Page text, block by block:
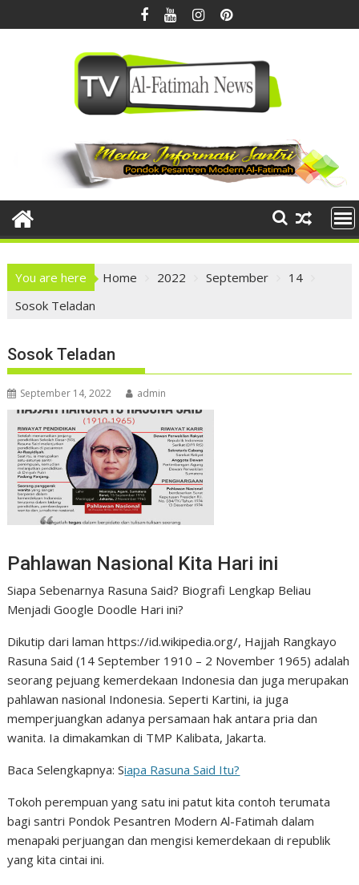
to
You are here Home 2022 September
14
Sosok Teladan
Sosok Teladan
September 14, 2022 admin
Pahlawan Nasional Kita Hari ini
Siapa Sebenarnya Rasuna Said? Biografi Lengkap Beliau
Menjadi Google Doodle Hari ini?
Dikutip dari laman https://id.wikipedia.org/, Hajjah Rangkayo
Rasuna Said (14 September 1910 – 2 November 1965) adalah
seorang pejuang kemerdekaan Indonesia dan juga merupakan
pahlawan nasional Indonesia. Seperti Kartini, ia juga
memperjuangkan adanya persamaan hak antara pria dan
wanita. Ia dimakamkan di TMP Kalibata, Jakarta.
Baca Selengkapnya: Siapa Rasuna Said Itu?
Tokoh perempuan yang satu ini patut kita contoh terumata
bagi santri Pondok Pesantren Modern Al-Fatimah dalam
menapaki perjuangan dan mengisi kemerdekaan di republik
yang kita cintai ini.